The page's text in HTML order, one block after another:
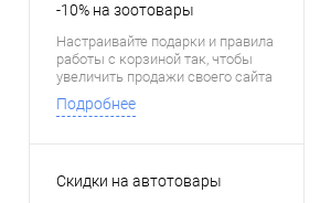
-10% на зоотовары
Настраивайте подарки и правила
работы с корзиной так, чтобы
увеличить продажи своего сайта
и зарабатывать больше денег
Подробнее
Скидки на автотовары